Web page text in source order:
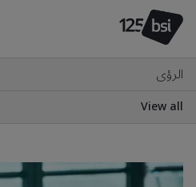
الرؤى
View all